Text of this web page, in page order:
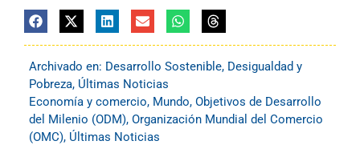
Archivado en: Desarrollo Sostenible, Desigualdad y
Pobreza, Últimas Noticias
Economía y comercio, Mundo, Objetivos de Desarrollo
del Milenio (ODM), Organización Mundial del Comercio
(OMC), Últimas Noticias